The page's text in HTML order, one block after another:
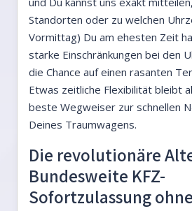
Standorten oder zu welchen
Vormittag) Du am ehesten Zeit
starke Einschränkungen bei den
die Chance auf einen rasanten
Etwas zeitliche Flexibilität bleibt
beste Wegweiser zur schnellen
Deines Traumwagens.
Die revolutionäre
Bundesweite KFZ-
Sofortzulassung